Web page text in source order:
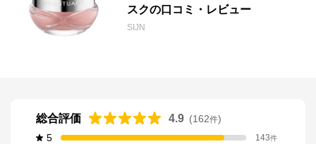
スクの口コミ・レビュー
SIJN
総合評価 4.9 (162件)
5
143件